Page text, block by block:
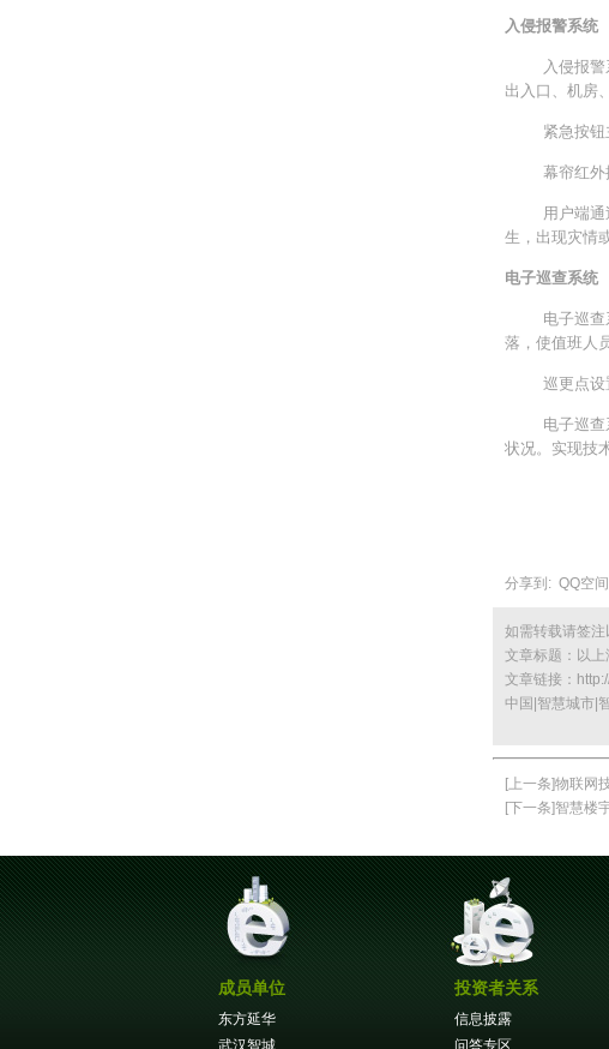
入侵报警系统
入侵报警系
出入口、机房
紧急按钮主
幕帘红外探
用户端通过
生，出现灾情
电子巡查系统
电子巡查系
落，使值班人
巡更点设置
电子巡查系
状况。实现技
分享到: QQ空间
如需转载请签注
文章标题： 以
文章链接：
中国|智慧城市|
[上一条]物联网
[下一条]智慧楼
成员单位
东方延华
武汉智城
投资者关系
信息披露
问答专区